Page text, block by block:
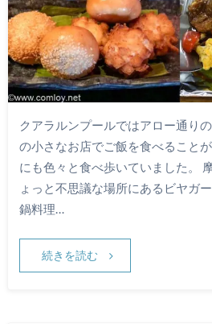
クアラルンプールではアロー通り
の小さなお店でご飯を食べること
にも色々と食べ歩いていました。
ょっと不思議な場所にあるビヤガ
鍋料理…
続きを読む